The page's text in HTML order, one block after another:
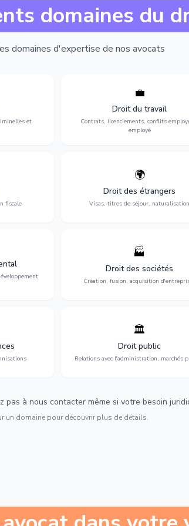
domaines du
domaines d'expertise de nos avocats
et
de
jusqu'au
💼
Droit du travail
Contrats, licenciements, conflits
employé
Protection de vos droits au
contrats, licenciements,
discrimination et conflits avec
l'employeur.
fiscale
fiscale :
🌍
Droit des étrangers
Visas, titres de séjour, naturalisation
Obtention de vos droits de séjour :
cartes de séjour, regroupement
naturalisation.
et
🏭
Droit des sociétés
Création, fusion, acquisition
Structuration de votre société :
fusion-acquisition, gouvernance
restructuration.
🏛️
Droit public
Relations avec l'administration, marchés
Gestion de vos relations avec
l'administration : marchés
urbanisme et contentieux.
pas à nous contacter même si votre besoin
un domaine pour découvrir plus de détails.